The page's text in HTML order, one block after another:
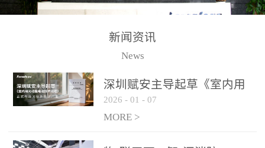
间等，其建筑结构特殊、
火灾隐患多。一旦发生火
传统的火灾关测器无法被
及时缺发，不能及早发现
和有效扑救火火，这不仅
力和闲难，同时也将造成
等多项专利技术和专有技
警领域三十多年技术积累
和工程实践的结晶。
新闻资讯
News
深圳赋安主导起草《室内用
光动能电池技术规程》 正式
布局光伏新能源产业
2026 - 01 - 07
MORE >